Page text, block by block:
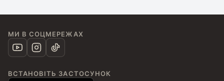
МИ В СОЦМЕРЕЖАХ
ВСТАНОВІТЬ ЗАСТОСУНОК